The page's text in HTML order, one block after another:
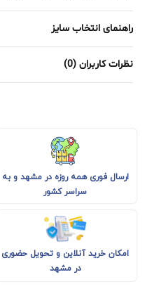
راهنمای انتخاب سایز
نظرات کاربران (0)
ارسال فوری همه روزه در مشهد و به
سراسر کشور
امکان خرید آنلاین و تحویل حضوری
در مشهد